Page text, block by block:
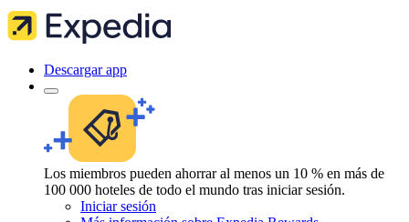
Descargar app
Los miembros pueden ahorrar al menos un 10 % en más de
100 000 hoteles de todo el mundo tras iniciar sesión.
Iniciar sesión